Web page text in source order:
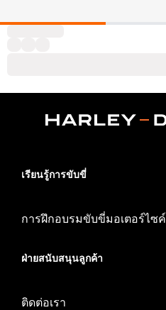
เรียนรู้การขับขี่
การฝึกอบรมขับขี่มอเตอร์ไซค์
ฝ่ายสนับสนุนลูกค้า
ติดต่อเรา